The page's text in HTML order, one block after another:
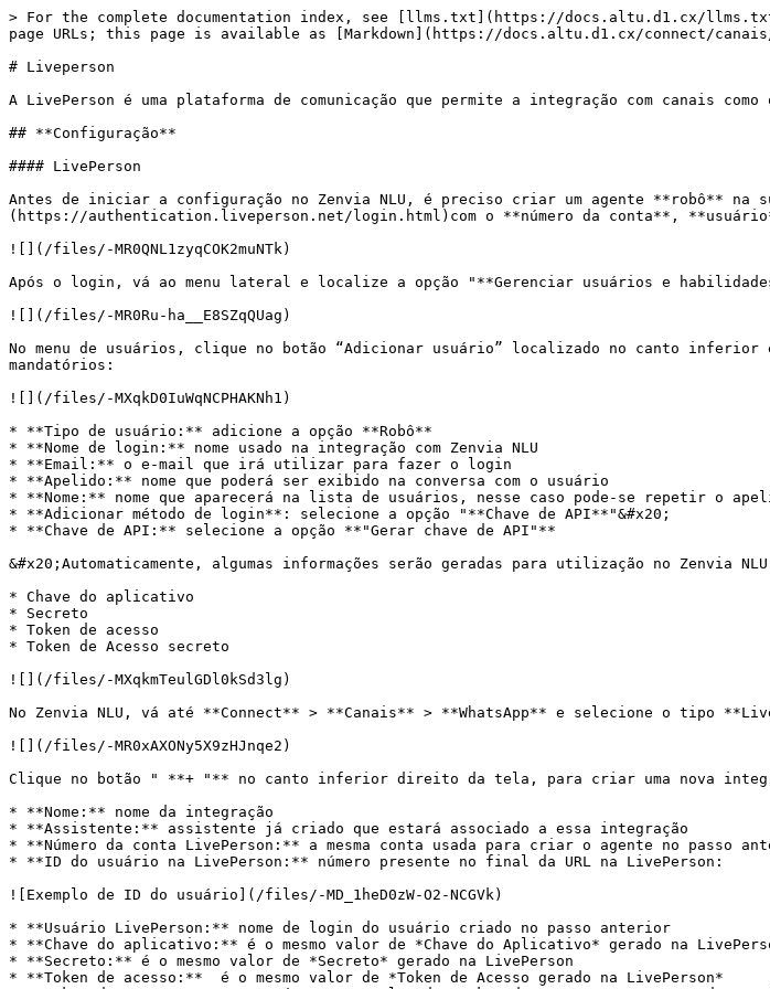
> For the complete documentation index, see [llms.txt](https://docs.altu.d1.cx/
page URLs; this page is available as [Markdown](https://docs.altu.d1.cx/connect/
# Liveperson
A LivePerson é uma plataforma de comunicação que permite a integração com canais
## **Configuração**
#### LivePerson
Antes de iniciar a configuração no Zenvia NLU, é preciso criar um agente **robô** na
(https://authentication.liveperson.net/login.html)com o **número da conta**,
![](/files/-MR0QNL1zyqCOK2muNTk)
Após o login, vá ao menu lateral e localize a opção "**Gerenciar usuários e
![](/files/-MR0Ru-ha__E8SZqQUag)
No menu de usuários, clique no botão “Adicionar usuário” localizado no canto
mandatórios:
![](/files/-MXqkD0IuWqNCPHAKNh1)
* **Tipo de usuário:** adicione a opção **Robô**
* **Nome de login:** nome usado na integração com Zenvia NLU
* **Email:** o e-mail que irá utilizar para fazer o login
* **Apelido:** nome que poderá ser exibido na conversa com o usuário
* **Nome:** nome que aparecerá na lista de usuários, nesse caso pode-se repetir o
* **Adicionar método de login**: selecione a opção "**Chave de API**"&#x20;
* **Chave de API:** selecione a opção **"Gerar chave de API"**
&#x20;Automaticamente, algumas informações serão geradas para utilização no Zenvia
* Chave do aplicativo
* Secreto
* Token de acesso
* Token de Acesso secreto
![](/files/-MXqkmTeulGDl0kSd3lg)
No Zenvia NLU, vá até **Connect** > **Canais** > **WhatsApp** e selecione o tipo
![](/files/-MR0xAXONy5X9zHJnqe2)
Clique no botão " **+ "** no canto inferior direito da tela, para criar uma nova
* **Nome:** nome da integração
* **Assistente:** assistente já criado que estará associado a essa integração
* **Número da conta LivePerson:** a mesma conta usada para criar o agente no passo
* **ID do usuário na LivePerson:** número presente no final da URL na LivePerson:
![Exemplo de ID do usuário](/files/-MD_1heD0zW-O2-NCGVk)
* **Usuário LivePerson:** nome de login do usuário criado no passo anterior
* **Chave do aplicativo:** é o mesmo valor de *Chave do Aplicativo* gerado na
* **Secreto:** é o mesmo valor de *Secreto* gerado na LivePerson
* **Token de acesso:**  é o mesmo valor de *Token de Acesso gerado na LivePerson*